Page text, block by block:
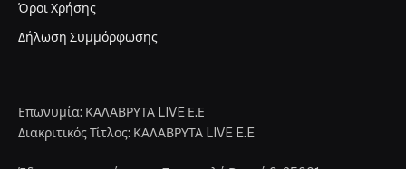
Όροι Χρήσης
Δήλωση Συμμόρφωσης
Επωνυμία: ΚΑΛΑΒΡΥΤΑ LIVE Ε.Ε
Διακριτικός Τίτλος: ΚΑΛΑΒΡΥΤΑ LIVE E.E